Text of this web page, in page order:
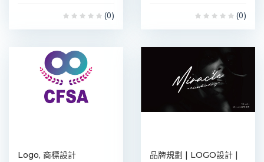
(0) (0)
Logo, 商標設計
品牌規劃 | LOGO設計 |